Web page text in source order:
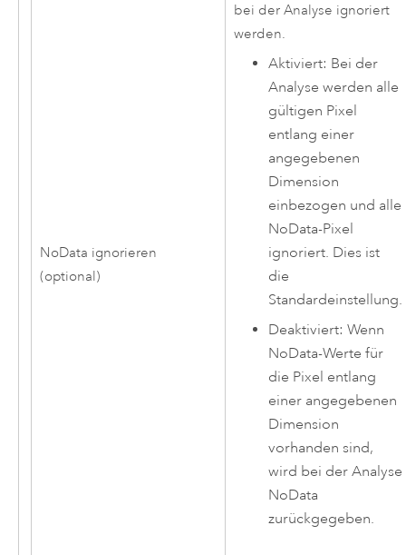
NoData ignorieren
(optional)
bei der Analyse ignoriert
werden.
Aktiviert: Bei der
Analyse werden alle
gültigen Pixel
entlang einer
angegebenen
Dimension
einbezogen und alle
NoData-Pixel
ignoriert. Dies ist
die
Standardeinstellung.
Deaktiviert: Wenn
NoData-Werte für
die Pixel entlang
einer angegebenen
Dimension
vorhanden sind,
wird bei der Analyse
NoData
zurückgegeben.